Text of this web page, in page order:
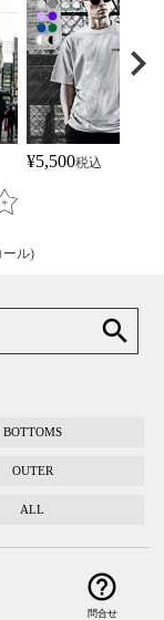
¥5,500税込
ール)
search
BOTTOMS
OUTER
ALL
help_outline
問合せ